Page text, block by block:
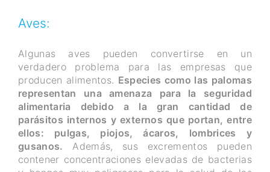
Aves:
Algunas aves pueden convertirse en un
verdadero problema para las empresas que
producen alimentos. Especies como las palomas
representan una amenaza para la seguridad
alimentaria debido a la gran cantidad de
parásitos internos y externos que portan, entre
ellos: pulgas, piojos, ácaros, lombrices y
gusanos. Además, sus excrementos pueden
contener concentraciones elevadas de bacterias